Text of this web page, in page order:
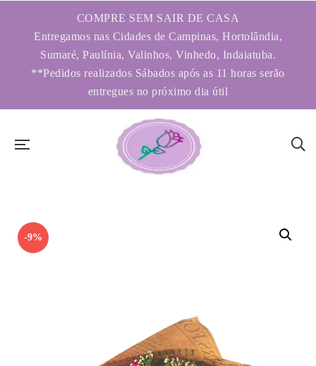
COMPRE SEM SAIR DE CASA
Entregamos nas Cidades de Campinas, Hortolândia,
Sumaré, Paulínia, Valinhos, Vinhedo, Indaiatuba.
**Pedidos realizados Sábados após as 11 horas serão
entregues no próximo dia útil
-9%